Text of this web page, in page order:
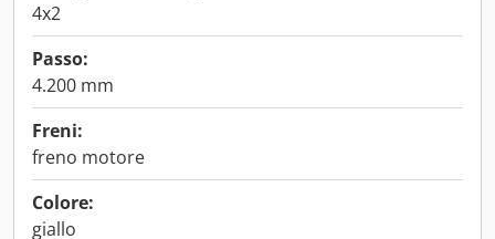
4x2
Passo:
4.200 mm
Freni:
freno motore
Colore:
giallo